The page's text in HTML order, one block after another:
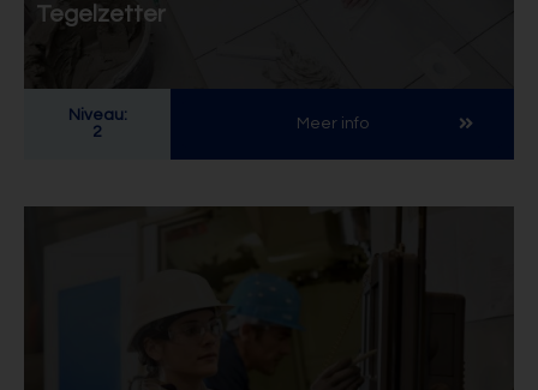
Tegelzetter
Niveau:
2
Meer info